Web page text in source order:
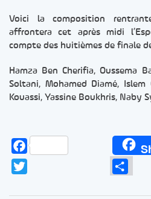
Voici la composition
affrontera cet après midi
compte des huitièmes de finale
Hamza Ben Cherifia, Oussema
Soltani, Mohamed Diamé, Islem
Kouassi, Yassine Boukhris, Naby
Facebook